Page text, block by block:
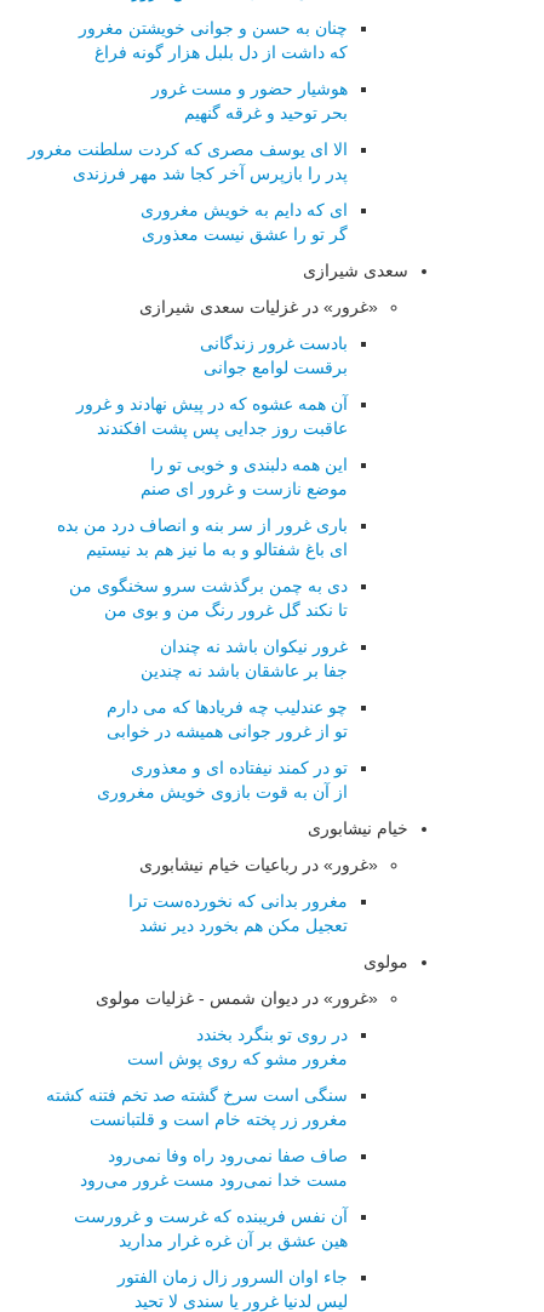
چنان به حسن و جوانی خویشتن مغرور
که داشت از دل بلبل هزار گونه فراغ
هوشیار حضور و مست غرور
بحر توحید و غرقه گنهیم
الا ای یوسف مصری که کردت سلطنت مغرور
پدر را بازپرس آخر کجا شد مهر فرزندی
ای که دایم به خویش مغروری
گر تو را عشق نیست معذوری
سعدی شیرازی
«غرور» در غزلیات سعدی شیرازی
بادست غرور زندگانی
برقست لوامع جوانی
آن همه عشوه که در پیش نهادند و غرور
عاقبت روز جدایی پس پشت افکندند
این همه دلبندی و خوبی تو را
موضع نازست و غرور ای صنم
باری غرور از سر بنه و انصاف درد من بده
ای باغ شفتالو و به ما نیز هم بد نیستیم
دی به چمن برگذشت سرو سخنگوی من
تا نکند گل غرور رنگ من و بوی من
غرور نیکوان باشد نه چندان
جفا بر عاشقان باشد نه چندین
چو عندلیب چه فریادها که می دارم
تو از غرور جوانی همیشه در خوابی
تو در کمند نیفتاده ای و معذوری
از آن به قوت بازوی خویش مغروری
خیام نیشابوری
«غرور» در رباعیات خیام نیشابوری
مغرور بدانی که نخورده‌ست ترا
تعجیل مکن هم بخورد دیر نشد
مولوی
«غرور» در دیوان شمس - غزلیات مولوی
در روی تو بنگرد بخندد
مغرور مشو كه روی پوش است
سنگی است سرخ گشته صد تخم فتنه كشته
مغرور زر پخته خام است و قلتبانست
صاف صفا نمی‌رود راه وفا نمی‌رود
مست خدا نمی‌رود مست غرور می‌رود
آن نفس فریبنده كه غرست و غرورست
هین عشق بر آن غره غرار مدارید
جاء اوان السرور زال زمان الفتور
لیس لدنیا غرور یا سندی لا تحید